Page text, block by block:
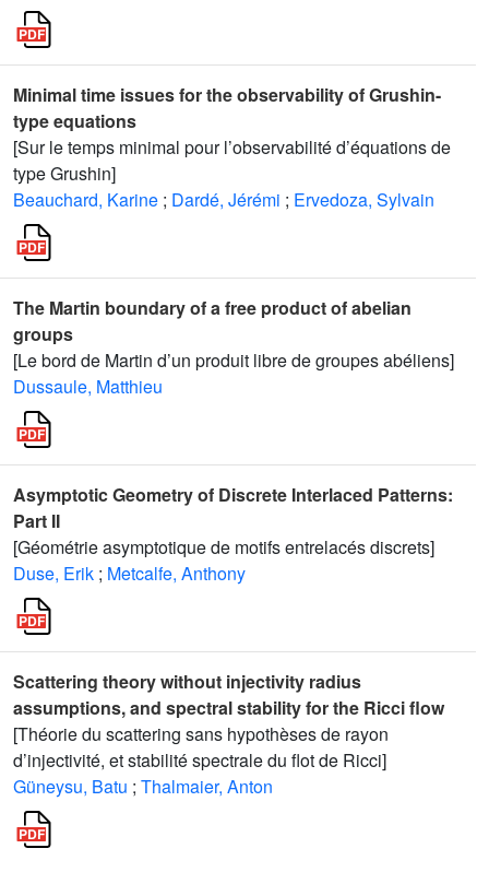
Minimal time issues for the observability of Grushin-
type equations
[Sur le temps minimal pour l’observabilité d’équations de
type Grushin]
Beauchard, Karine ; Dardé, Jérémi ; Ervedoza, Sylvain
The Martin boundary of a free product of abelian
groups
[Le bord de Martin d’un produit libre de groupes abéliens]
Dussaule, Matthieu
Asymptotic Geometry of Discrete Interlaced Patterns:
Part II
[Géométrie asymptotique de motifs entrelacés discrets]
Duse, Erik ; Metcalfe, Anthony
Scattering theory without injectivity radius
assumptions, and spectral stability for the Ricci flow
[Théorie du scattering sans hypothèses de rayon
d’injectivité, et stabilité spectrale du flot de Ricci]
Güneysu, Batu ; Thalmaier, Anton